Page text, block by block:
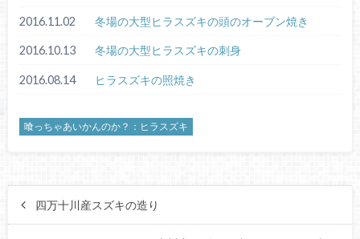
2016.11.02 冬場の大型ヒラスズキの頭のオーブン焼き
2016.10.13 冬場の大型ヒラスズキの刺身
2016.08.14 ヒラスズキの照焼き
喰っちゃあいかんのか？：ヒラスズキ
四万十川産スズキの造り